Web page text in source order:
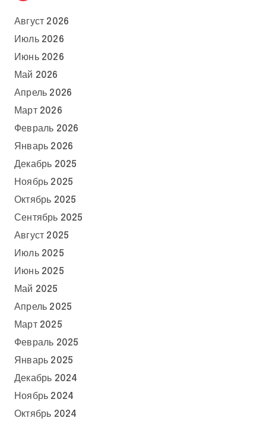
Август 2026
Июль 2026
Июнь 2026
Май 2026
Апрель 2026
Март 2026
Февраль 2026
Январь 2026
Декабрь 2025
Ноябрь 2025
Октябрь 2025
Сентябрь 2025
Август 2025
Июль 2025
Июнь 2025
Май 2025
Апрель 2025
Март 2025
Февраль 2025
Январь 2025
Декабрь 2024
Ноябрь 2024
Октябрь 2024